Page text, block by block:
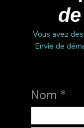
Vous avez
Envie de
Nom *